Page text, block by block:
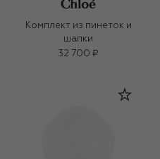
Комплект из пинеток и
шапки
32 700 ₽